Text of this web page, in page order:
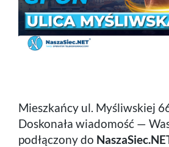
Mieszkańcy ul. Myśliwskiej
Doskonała wiadomość —
podłączony do